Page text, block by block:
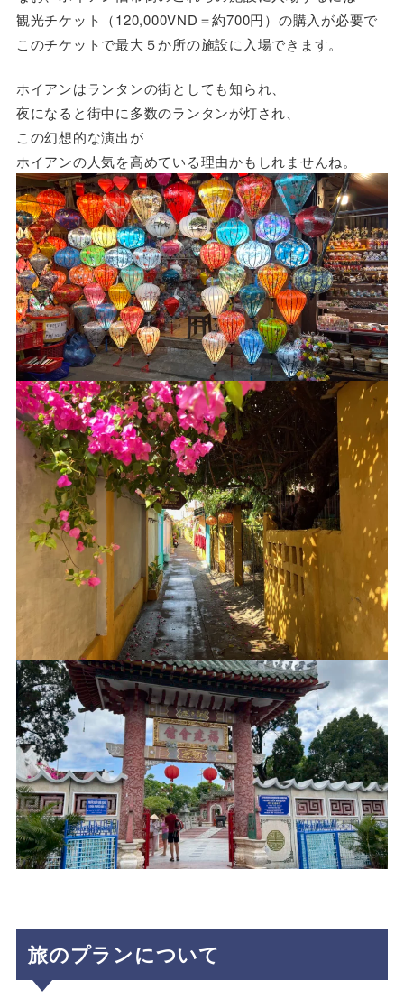
観光チケット（120,000VND＝約700円）の購入が必要で
このチケットで最大５か所の施設に入場できます。
ホイアンはランタンの街としても知られ、
夜になると街中に多数のランタンが灯され、
この幻想的な演出が
ホイアンの人気を高めている理由かもしれませんね。
旅のプランについて